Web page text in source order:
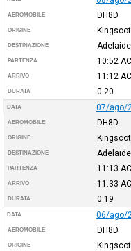
AEROMOBILE DH8D
ORIGINE
DESTINAZIONE
PARTENZA 10:52
ARRIVO 11:12
DURATA 0:20
DATA 07/ago/
AEROMOBILE DH8D
ORIGINE
DESTINAZIONE
PARTENZA 11:13
ARRIVO 11:33
DURATA 0:19
DATA 06/ago/
AEROMOBILE DH8D
ORIGINE